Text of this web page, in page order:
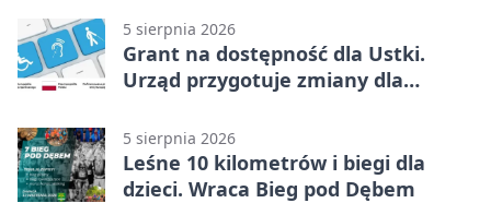
5 sierpnia 2026
Grant na dostępność dla Ustki.
Urząd przygotuje zmiany dla
5 sierpnia 2026
Leśne 10 kilometrów i biegi dla
dzieci. Wraca Bieg pod Dębem